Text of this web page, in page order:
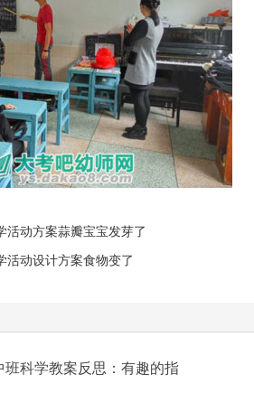
活动方案蒜瓣宝宝发芽了
活动设计方案食物变了
班科学教案反思：有趣的指